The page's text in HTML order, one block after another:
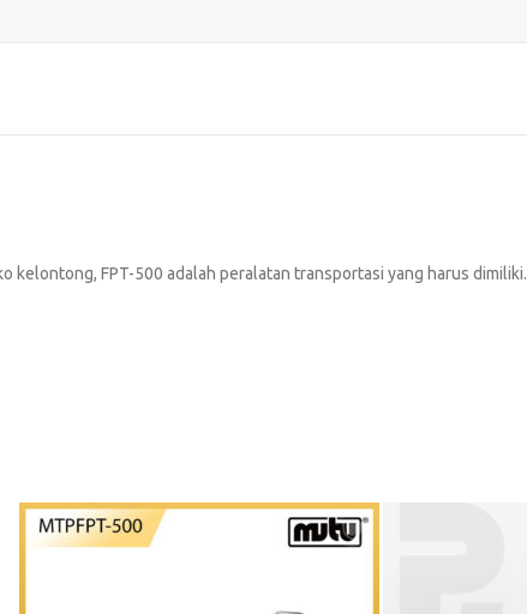
kelontong, FPT-500 adalah peralatan transportasi yang harus dimiliki.